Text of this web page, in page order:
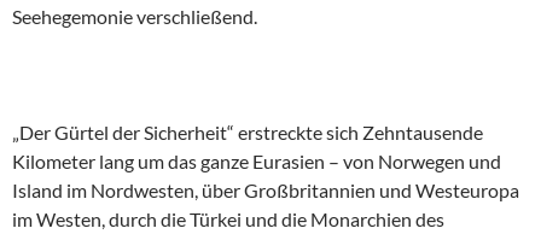
Seehegemonie verschließend.
„Der Gürtel der Sicherheit“ erstreckte sich Zehntausende
Kilometer lang um das ganze Eurasien – von Norwegen und
Island im Nordwesten, über Großbritannien und Westeuropa
im Westen, durch die Türkei und die Monarchien des